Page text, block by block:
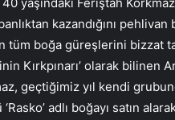
kazandığını
boğa güreşlerini bizzat
Kırkpınarı’ olarak
geçtiğimiz yıl kendi
adlı boğayı satın